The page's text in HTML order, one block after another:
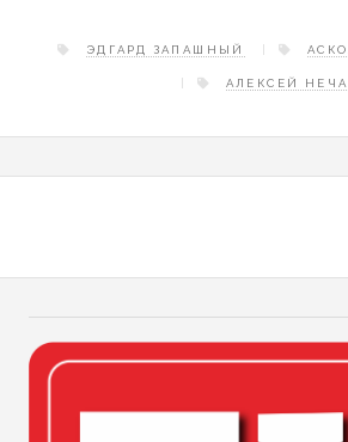
ЭДГАРД ЗАПАШНЫЙ
АЛЕКСЕЙ